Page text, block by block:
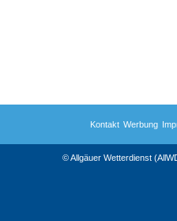
Kontakt Werbung
© Allgäuer Wetterdienst